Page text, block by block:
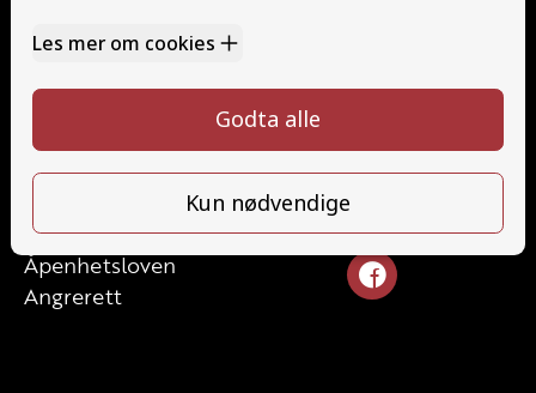
Kontakt
Priser
Elevside
Kontakt oss
Åpenhetsloven
Angrerett
info@halaasts.no
Følg oss